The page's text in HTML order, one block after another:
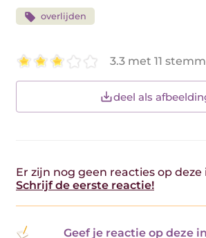
overlijden
3.3 met 11
deel als
Er zijn nog geen reacties op deze
Schrijf de eerste reactie!
Geef je reactie op deze